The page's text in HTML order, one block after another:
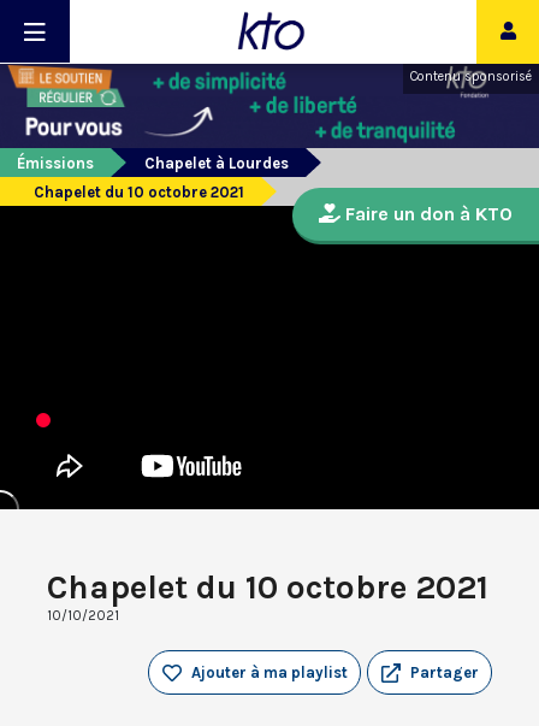
Contenu sponsorisé
Émissions
Chapelet à Lourdes
Chapelet du 10 octobre 2021
Chapelet du 10 octobre 2021
10/10/2021
Partager
Ajouter à ma playlist
Faire un don à KTO